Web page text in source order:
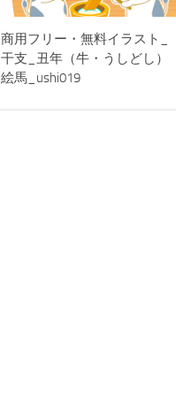
商用フリー・無料イラスト_
干支_丑年（牛・うしどし）
絵馬_ushi019